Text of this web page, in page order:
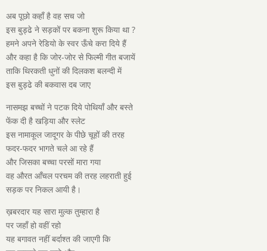
अब पूछो कहाँ है वह सच जो
इस बुड्ढे ने सड़कों पर बकना शुरू किया था ?
हमने अपने रेडियो के स्वर ऊँचे करा दिये हैं
और कहा है कि जोर-जोर से फिल्मी गीत बजायें
ताकि थिरकती धुनों की दिलकश बलन्दी में
इस बुड्ढे की बकवास दब जाए
नासमझ बच्चों ने पटक दिये पोथियाँ और बस्ते
फेंक दी है खड़िया और स्लेट
इस नामाकूल जादूगर के पीछे चूहों की तरह
फदर-फदर भागते चले आ रहे हैं
और जिसका बच्चा परसों मारा गया
वह औरत आँचल परचम की तरह लहराती हुई
सड़क पर निकल आयी है।
ख़बरदार यह सारा मुल्क तुम्हारा है
पर जहाँ हो वहीं रहो
यह बगावत नहीं बर्दाश्त की जाएगी कि